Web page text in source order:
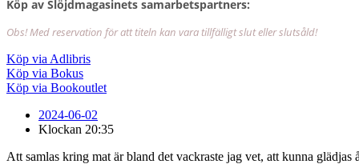
Köp av Slöjdmagasinets samarbetspartners:
Obs! Med reservation för att titeln kan vara tillfälligt slut eller slutsåld!
Köp via Adlibris
Köp via Bokus
Köp via Bookoutlet
2024-06-02
Klockan 20:35
Att samlas kring mat är bland det vackraste jag vet, att kunna glädjas